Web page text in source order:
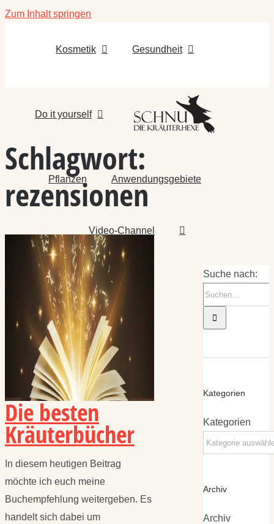
Zum Inhalt springen
Kosmetik Gesundheit
Do it yourself
Pflanzen Anwendungsgebiete
Video-Channel
Schlagwort:
rezensionen
Die besten
Kräuterbücher
In diesem heutigen Beitrag
möchte ich euch meine
Buchempfehlung weitergeben. Es
handelt sich dabei um
Suche nach:
Kategorien
Kategorien
Archiv
Archiv